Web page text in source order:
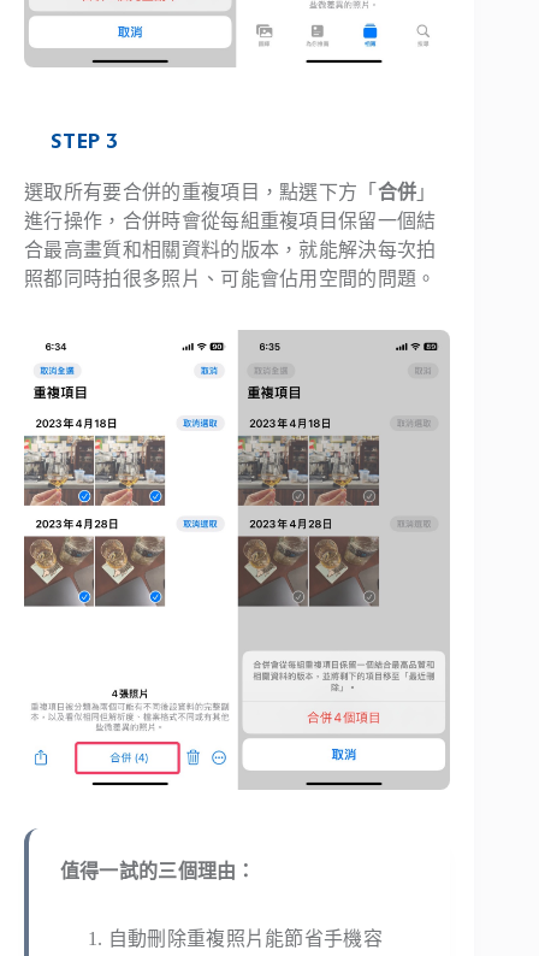
STEP 3
選取所有要合併的重複項目，點選下方「 合併 」
進行操作，合併時會從每組重複項目保留一個結
合最高畫質和相關資料的版本，就能解決每次拍
照都同時拍很多照片、可能會佔用空間的問題。
值得一試的三個理由：
自動刪除重複照片能節省手機容